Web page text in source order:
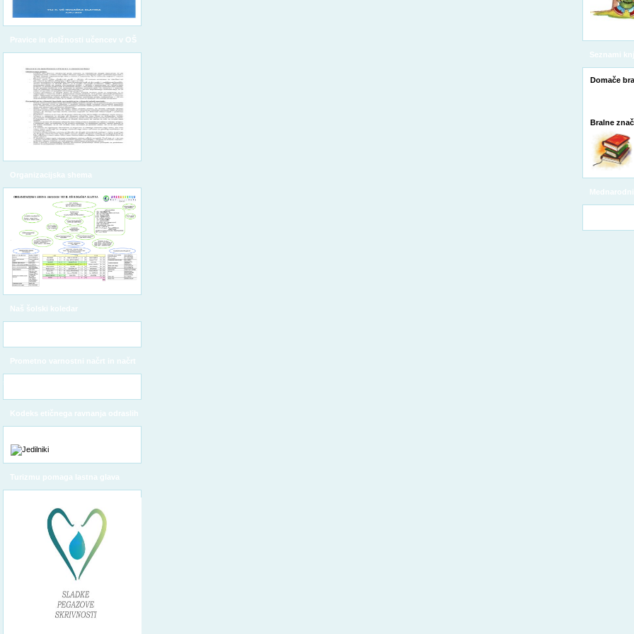
Pravice in dolžnosti učencev v OŠ
Organizacijska shema
Naš šolski koledar
Prometno varnostni načrt in načrt
Kodeks etičnega ravnanja odraslih
Turizmu pomaga lastna glava
Seznami
Domače
Bralne